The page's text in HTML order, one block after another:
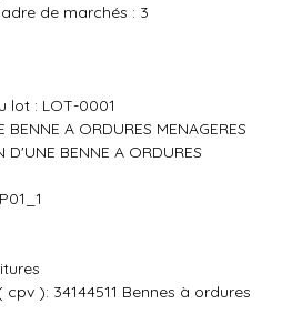
de marchés : 3
lot : LOT-0001
A ORDURES MENAGERES
BENNE A ORDURES
): 34144511 Bennes à ordures